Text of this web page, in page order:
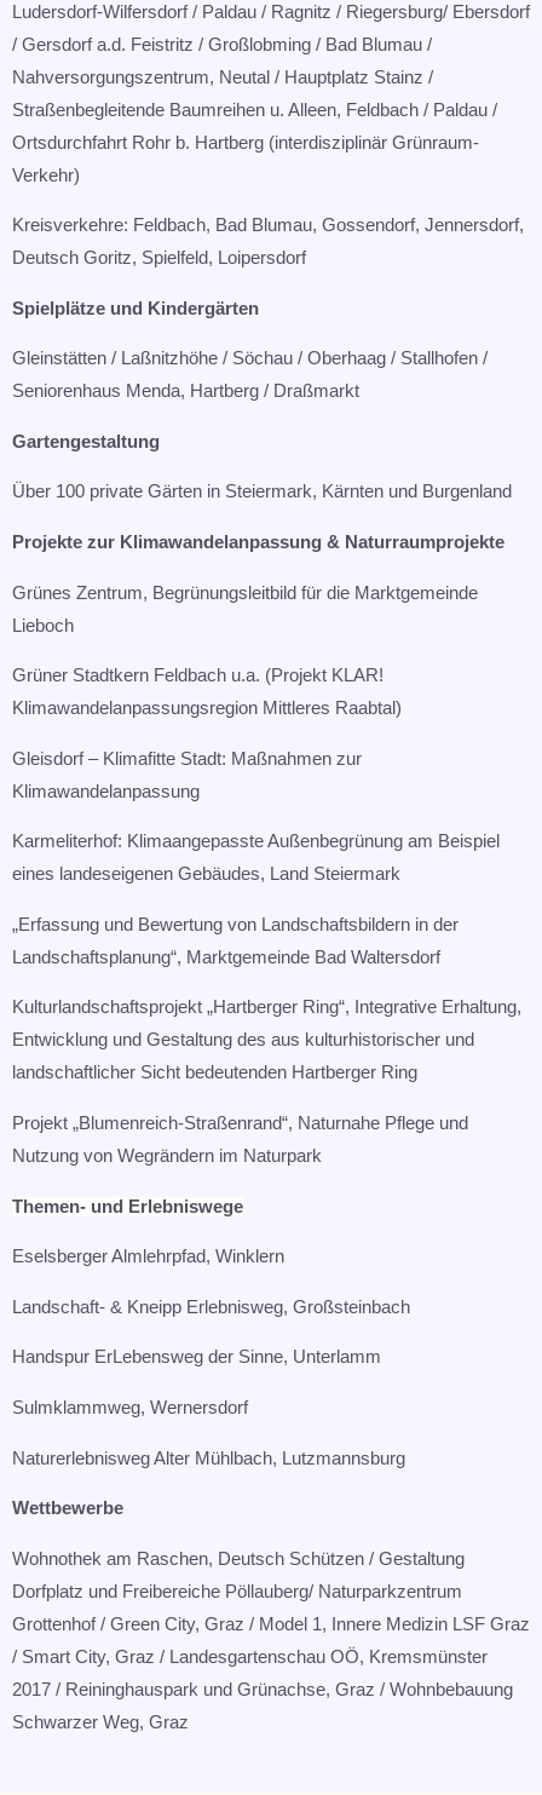
Ludersdorf-Wilfersdorf / Paldau / Ragnitz / Riegersburg/ Ebersdorf
/ Gersdorf a.d. Feistritz / Großlobming / Bad Blumau /
Nahversorgungszentrum, Neutal / Hauptplatz Stainz /
Straßenbegleitende Baumreihen u. Alleen, Feldbach / Paldau /
Ortsdurchfahrt Rohr b. Hartberg (interdisziplinär Grünraum-
Verkehr)​
Kreisverkehre: Feldbach, Bad Blumau, Gossendorf, Jennersdorf,
Deutsch Goritz, Spielfeld, Loipersdorf
Spielplätze und Kindergärten
Gleinstätten / Laßnitzhöhe / Söchau / Oberhaag / Stallhofen /
Seniorenhaus Menda, Hartberg / Draßmarkt​
Gartengestaltung
Über 100 private Gärten in Steiermark, Kärnten und Burgenland​
Projekte zur Klimawandelanpassung & Naturraumprojekte​
Grünes Zentrum, Begrünungsleitbild für die Marktgemeinde
Lieboch​
Grüner Stadtkern Feldbach u.a. (Projekt KLAR!
Klimawandelanpassungsregion Mittleres Raabtal)​
Gleisdorf – Klimafitte Stadt: Maßnahmen zur
Klimawandelanpassung​
Karmeliterhof: Klimaangepasste Außenbegrünung am Beispiel
eines landeseigenen Gebäudes, Land Steiermark​
„Erfassung und Bewertung von Landschaftsbildern in der
Landschaftsplanung“, Marktgemeinde Bad Waltersdorf​
Kulturlandschaftsprojekt „Hartberger Ring“, Integrative Erhaltung,
Entwicklung und Gestaltung des aus kulturhistorischer und
landschaftlicher Sicht bedeutenden Hartberger Ring​
Projekt „Blumenreich-Straßenrand“, Naturnahe Pflege und
Nutzung von Wegrändern im Naturpark
Themen- und Erlebniswege
Eselsberger Almlehrpfad, Winklern​
Landschaft- & Kneipp Erlebnisweg, Großsteinbach​
Handspur ErLebensweg der Sinne, Unterlamm​
Sulmklammweg, Wernersdorf​
Naturerlebnisweg Alter Mühlbach, Lutzmannsburg
Wettbewerbe
Wohnothek am Raschen, Deutsch Schützen / Gestaltung
Dorfplatz und Freibereiche Pöllauberg/ Naturparkzentrum
Grottenhof / Green City, Graz / Model 1, Innere Medizin LSF Graz
/ Smart City, Graz / Landesgartenschau OÖ, Kremsmünster
2017 / Reininghauspark und Grünachse, Graz / Wohnbebauung
Schwarzer Weg, Graz